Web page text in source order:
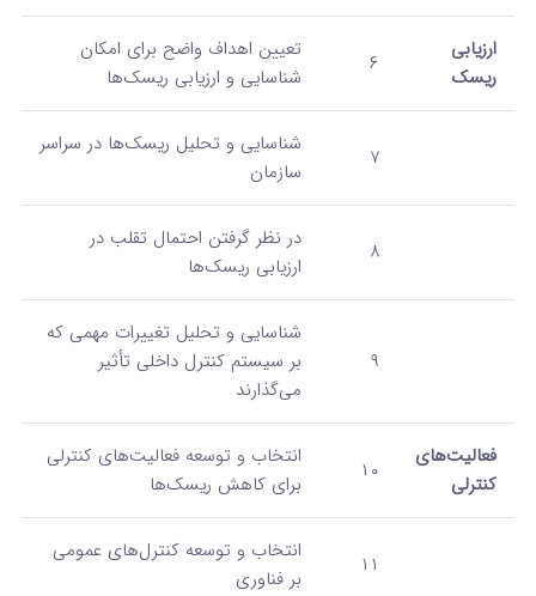
ارزیابی
ریسک
۶
تعیین اهداف واضح برای امکان
شناسایی و ارزیابی ریسک‌ها
۷
شناسایی و تحلیل ریسک‌ها در سراسر
سازمان
۸
در نظر گرفتن احتمال تقلب در
ارزیابی ریسک‌ها
۹
شناسایی و تحلیل تغییرات مهمی که
بر سیستم کنترل داخلی تأثیر
می‌گذارند
فعالیت‌های
کنترلی
۱۰
انتخاب و توسعه فعالیت‌های کنترلی
برای کاهش ریسک‌ها
۱۱
انتخاب و توسعه کنترل‌های عمومی
بر فناوری